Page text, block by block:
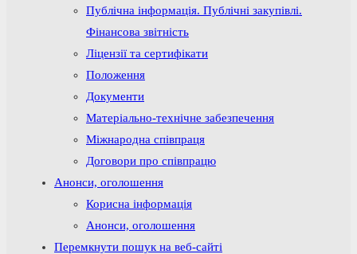
Публічна інформація. Публічні закупівлі.
Фінансова звітність
Ліцензії та сертифікати
Положення
Документи
Матеріально-технічне забезпечення
Міжнародна співпраця
Договори про співпрацю
Анонси, оголошення
Корисна інформація
Анонси, оголошення
Перемкнути пошук на веб-сайті